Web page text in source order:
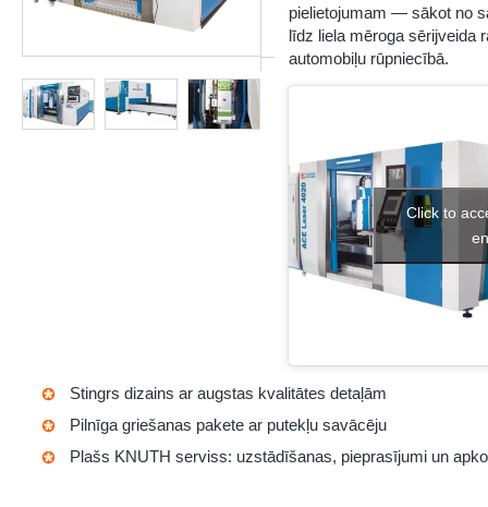
pielietojumam — sākot no
līdz liela mēroga sērijveida
automobiļu rūpniecībā.
Click to
Stingrs dizains ar augstas kvalitātes detaļām
Pilnīga griešanas pakete ar putekļu savācēju
Plašs KNUTH serviss: uzstādīšanas, pieprasījumi un